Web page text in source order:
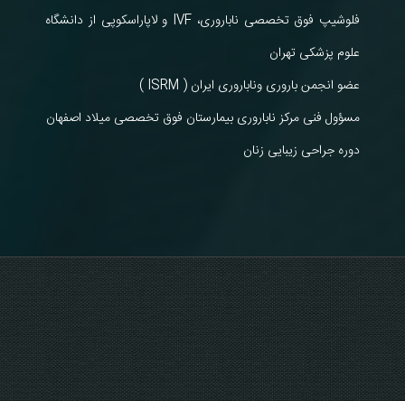
فلوشیپ فوق تخصصی ناباروری، IVF و لاپاراسکوپی از دانشگاه
علوم پزشکی تهران
عضو انجمن باروری وناباروری ایران ( ISRM )
مسؤول فنی مرکز ناباروری بیمارستان فوق تخصصی میلاد اصفهان
دوره جراحی زیبایی زنان